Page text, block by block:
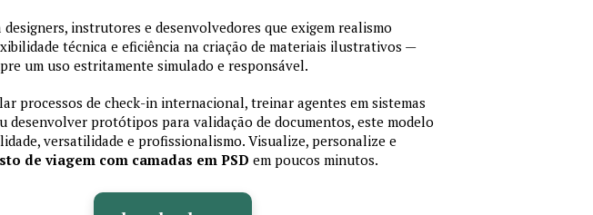
instrutores e desenvolvedores que exigem realismo
técnica e eficiência na criação de materiais ilustrativos —
um uso estritamente simulado e responsável.
processos de check-in internacional, treinar agentes em sistemas
desenvolver protótipos para validação de documentos, este modelo
versatilidade e profissionalismo. Visualize, personalize e
de viagem com camadas em PSD em poucos minutos.